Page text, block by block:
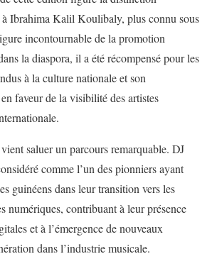
Ibrahima Kalil Koulibaly, plus connu sous
incontournable de la promotion
la diaspora, il a été récompensé pour les
à la culture nationale et son
faveur de la visibilité des artistes
saluer un parcours remarquable. DJ
comme l’un des pionniers ayant
guinéens dans leur transition vers les
numériques, contribuant à leur présence
et à l’émergence de nouveaux
dans l’industrie musicale.